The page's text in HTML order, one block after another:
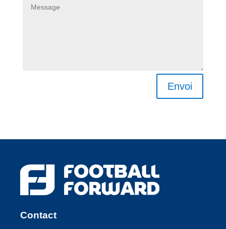
Envoi
Contact